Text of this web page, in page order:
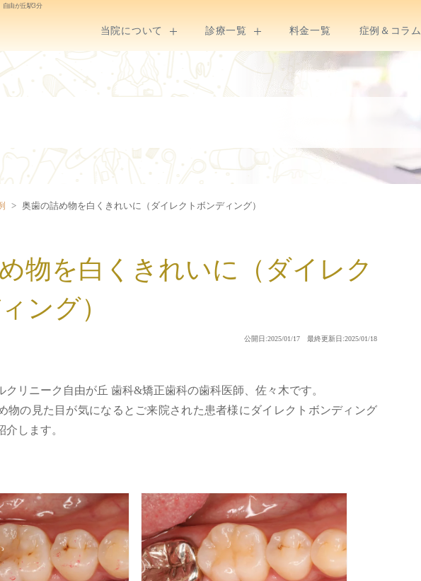
自由が丘駅3分
当院について 診療一覧 料金一覧 症例＆コラム
奥歯の詰め物を白くきれいに（ダイレクトボンディング）
物を白くきれいに（ダイレク
ング）
公開日:2025/01/17 最終更新日:2025/01/18
クリニーク自由が丘 歯科&矯正歯科の歯科医師、佐々木です。
物の見た目が気になるとご来院された患者様にダイレクトボンディング
します。